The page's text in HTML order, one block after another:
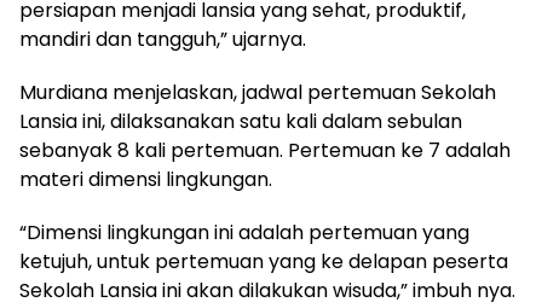
persiapan menjadi lansia yang sehat, produktif,
mandiri dan tangguh,” ujarnya.
Murdiana menjelaskan, jadwal pertemuan Sekolah
Lansia ini, dilaksanakan satu kali dalam sebulan
sebanyak 8 kali pertemuan. Pertemuan ke 7 adalah
materi dimensi lingkungan.
“Dimensi lingkungan ini adalah pertemuan yang
ketujuh, untuk pertemuan yang ke delapan peserta
Sekolah Lansia ini akan dilakukan wisuda,” imbuh nya.